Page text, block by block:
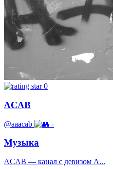
0
ACAB
@aaacab -
Музыка
ACAB — канал с девизом A...